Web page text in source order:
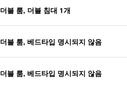
더블 룸, 더블 침대 1개
더블 룸, 베드타입 명시되지 않음
더블 룸, 베드타입 명시되지 않음